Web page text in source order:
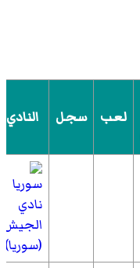
لعب سجل النادي
نادي
الجيش
(سوريا)